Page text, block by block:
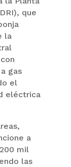
que
la
gas
el
eléctrica
a
mil
las